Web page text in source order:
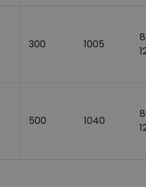
300 1005
500 1040